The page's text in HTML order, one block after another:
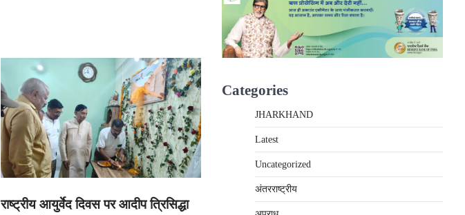
राष्ट्रीय आयुर्वेद दिवस पर आदीप त्रिसिद्धा
Categories
JHARKHAND
Latest
Uncategorized
अंतरराष्‍ट्रीय